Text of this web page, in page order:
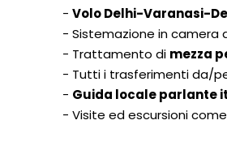
- Volo Delhi-Varanasi-
- Sistemazione in camera
- Trattamento di mezza
- Tutti i trasferimenti da/
- Guida locale parlante
- Visite ed escursioni